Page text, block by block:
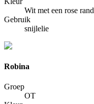
Wit met een rose rand
Gebruik
snijlelie
Robina
Groep
OT